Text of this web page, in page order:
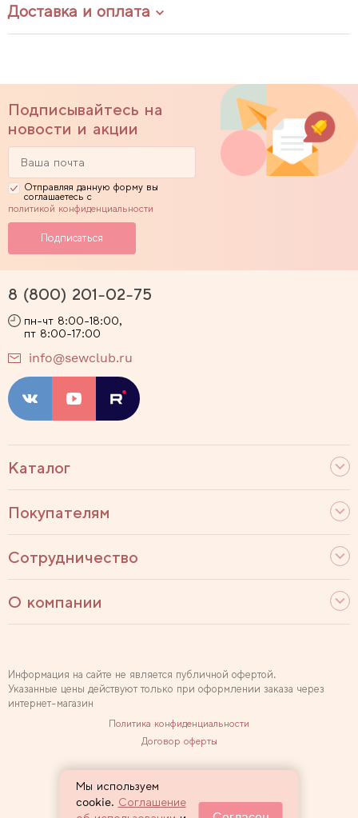
Доставка и оплата
Подписывайтесь на
новости и акции
Отправляя данную форму вы
соглашаетесь с
политикой конфиденциальности
Каталог
Покупателям
Сотрудничество
О компании
8 (800) 201-02-75
пн-чт 8:00-18:00,
пт 8:00-17:00
info@sewclub.ru
Информация на сайте не является публичной офертой.
Указанные цены действуют только при оформлении заказа через
интернет-магазин
Политика конфиденциальности
Договор оферты
Мы используем
cookie. Соглашение